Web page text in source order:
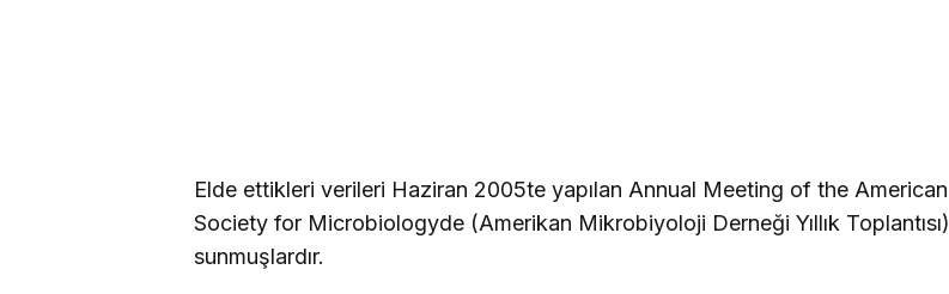
Elde ettikleri verileri Haziran 2005te yapılan Annual Meeting of the American
Society for Microbiologyde (Amerikan Mikrobiyoloji Derneği Yıllık Toplantısı)
sunmuşlardır.